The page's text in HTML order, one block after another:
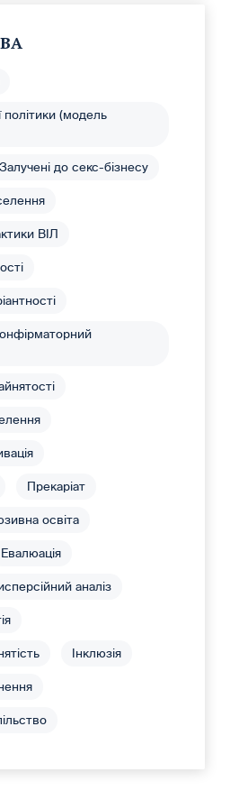
політики (модель
Залучені до секс-бізнесу
ВІЛ
Прекаріат
освіта
Евалюація
аналіз
Інклюзія